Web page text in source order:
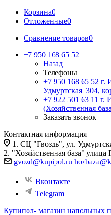
Корзина0
Отложенные0
Сравнение товаров0
+7 950 168 65 52
Назад
Телефоны
+7 950 168 65 52 г.
Удмуртская, 304,
+7 922 501 63 11 г.
(Хозяйственная
Заказать звонок
Контактная информация
1. СЦ "Гвоздь", ул.
2. "Хозяйственная база" улица
gvozd@kupipol.ru
Вконтакте
Telegram
Купипол- магазин напольных